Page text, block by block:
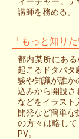
講師を務める。
「もっと知り
都内某所にあ
起こるドタバタ
験や知識が誰か
込みから開設さ
などをイラスト
開発など簡単
の方々は略し
PV。